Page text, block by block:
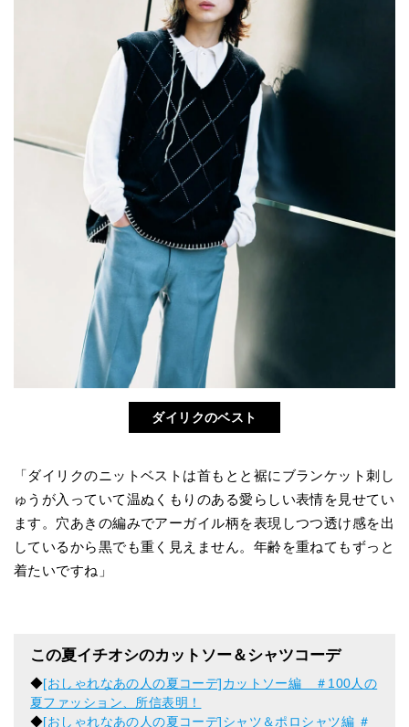
ダイリクのベスト
「ダイリクのニットベストは首もとと裾にブランケット刺し
ゅうが入っていて温ぬくもりのある愛らしい表情を見せてい
ます。穴あきの編みでアーガイル柄を表現しつつ透け感を出
しているから黒でも重く見えません。年齢を重ねてもずっと
着たいですね」
この夏イチオシのカットソー＆シャツコーデ
◆[おしゃれなあの人の夏コーデ]カットソー編 ＃100人の
夏ファッション、所信表明！
◆[おしゃれなあの人の夏コーデ]シャツ＆ポロシャツ編 ＃